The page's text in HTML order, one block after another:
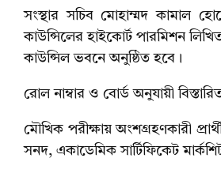
সংস্থার সচিব মোহাম্মদ কামাল
কাউন্সিলের হাইকোর্ট পারমিশন
কাউন্সিল ভবনে অনুষ্ঠিত হবে।
রোল নাম্বার ও বোর্ড অনুযায়ী
মৌখিক পরীক্ষায় অংশগ্রহণকারী
সনদ, একাডেমিক সার্টিফিকেট